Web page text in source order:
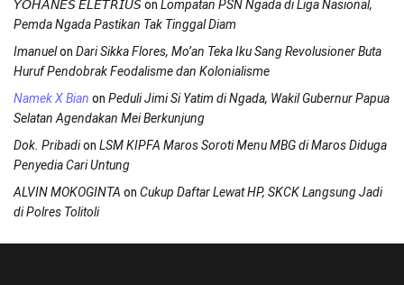
𝘠𝘖𝘏𝘈𝘕𝘌𝘚 𝘌𝘓𝘌𝘛𝘙𝘐𝘜𝘚on Lompatan PSN Ngada di Liga Nasional,
Pemda Ngada Pastikan Tak Tinggal Diam
Imanuelon Dari Sikka Flores, Mo’an Teka Iku Sang Revolusioner Buta
Huruf Pendobrak Feodalisme dan Kolonialisme
Namek X Bian on Peduli Jimi Si Yatim di Ngada, Wakil Gubernur Papua
Selatan Agendakan Mei Berkunjung
Dok. Pribadion LSM KIPFA Maros Soroti Menu MBG di Maros Diduga
Penyedia Cari Untung
ALVIN MOKOGINTA on Cukup Daftar Lewat HP, SKCK Langsung Jadi
di Polres Tolitoli